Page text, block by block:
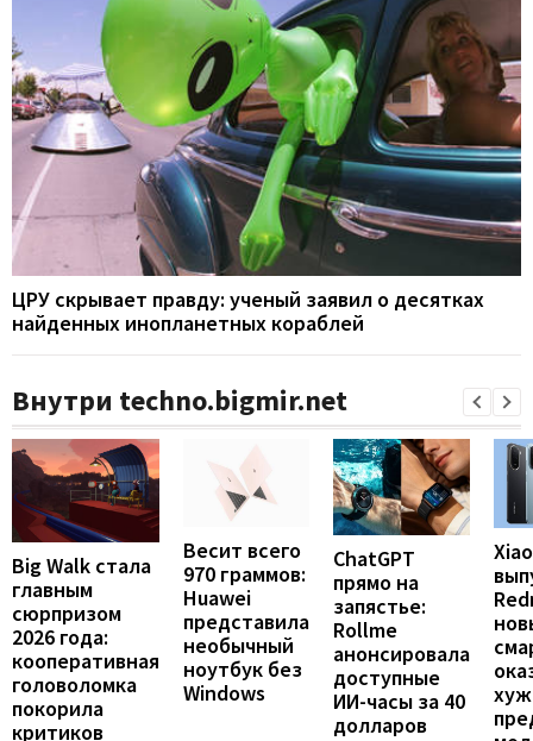
ЦРУ скрывает правду: ученый заявил о десятках
найденных инопланетных кораблей
Внутри techno.bigmir.net
Big Walk стала
главным
сюрпризом
2026 года:
кооперативная
головоломка
покорила
критиков
Весит всего
970 граммов:
Huawei
представила
необычный
ноутбук без
Windows
ChatGPT
прямо на
запястье:
Rollme
анонсировала
доступные
ИИ-часы за 40
долларов